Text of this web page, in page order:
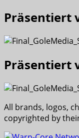
Präsentiert
Präsentiert
All brands, logos,
copyrighted by